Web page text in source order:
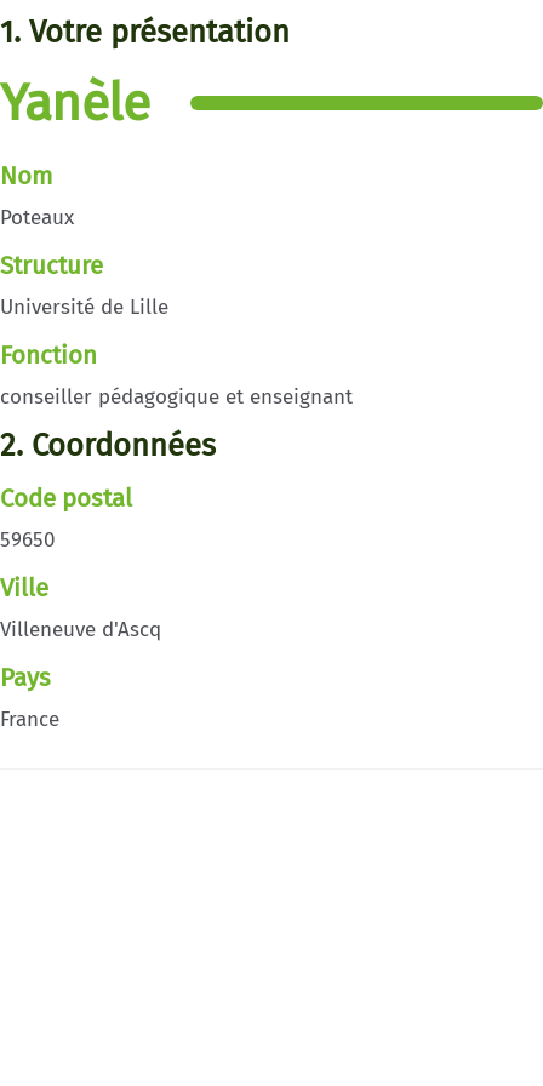
1. Votre présentation
Yanèle
Nom
Poteaux
Structure
Université de Lille
Fonction
conseiller pédagogique et enseignant
2. Coordonnées
Code postal
59650
Ville
Villeneuve d'Ascq
Pays
France